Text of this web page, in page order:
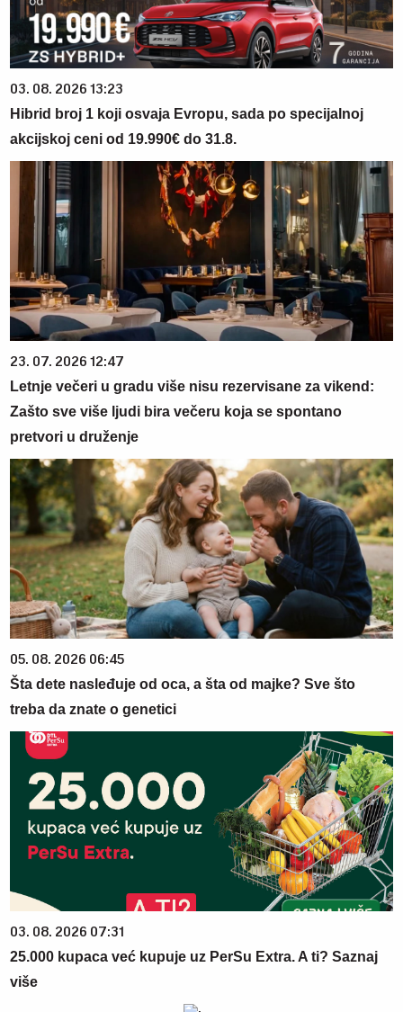
03. 08. 2026 13:23
Hibrid broj 1 koji osvaja Evropu, sada po specijalnoj
akcijskoj ceni od 19.990€ do 31.8.
23. 07. 2026 12:47
Letnje večeri u gradu više nisu rezervisane za vikend:
Zašto sve više ljudi bira večeru koja se spontano
pretvori u druženje
05. 08. 2026 06:45
Šta dete nasleđuje od oca, a šta od majke? Sve što
treba da znate o genetici
03. 08. 2026 07:31
25.000 kupaca već kupuje uz PerSu Extra. A ti? Saznaj
više